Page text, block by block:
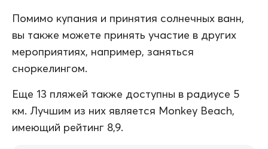
Помимо купания и принятия солнечных ванн,
вы также можете принять участие в других
мероприятиях, например, заняться
сноркелингом.
Еще 13 пляжей также доступны в радиусе 5
км. Лучшим из них является Monkey Beach,
имеющий рейтинг 8,9.